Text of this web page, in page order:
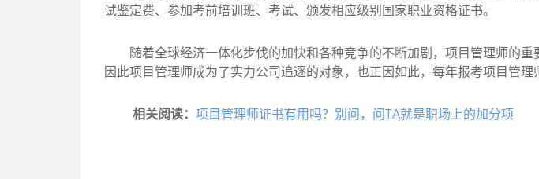
试鉴定费、参加考前培训班、考试、颁发相应级别国家职业资格证书。
随着全球经济一体化步伐的加快和各种竞争的不断加剧，项目管理师的重
因此项目管理师成为了实力公司追逐的对象，也正因如此，每年报考项目管理
相关阅读： 项目管理师证书有用吗？别问，问TA就是职场上的加分项